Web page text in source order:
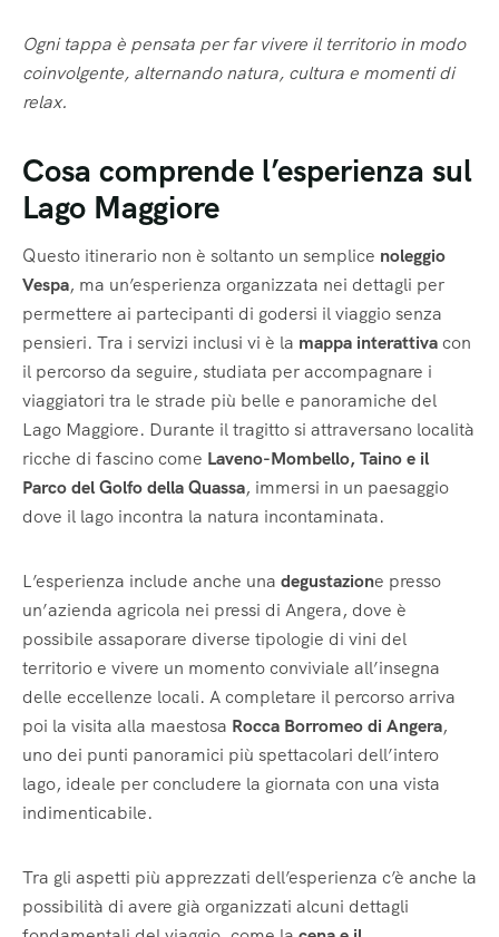
Ogni tappa è pensata per far vivere il territorio in modo
coinvolgente, alternando natura, cultura e momenti di
relax.
Cosa comprende l’esperienza sul
Lago Maggiore
Questo itinerario non è soltanto un semplice noleggio
Vespa, ma un’esperienza organizzata nei dettagli per
permettere ai partecipanti di godersi il viaggio senza
pensieri. Tra i servizi inclusi vi è la mappa interattivacon
il percorso da seguire, studiata per accompagnare i
viaggiatori tra le strade più belle e panoramiche del
Lago Maggiore. Durante il tragitto si attraversano località
ricche di fascino come Laveno-Mombello, Taino e il
Parco del Golfo della Quassa, immersi in un paesaggio
dove il lago incontra la natura incontaminata.
L’esperienza include anche una degustazione presso
un’azienda agricola nei pressi di Angera, dove è
possibile assaporare diverse tipologie di vini del
territorio e vivere un momento conviviale all’insegna
delle eccellenze locali. A completare il percorso arriva
poi la visita alla maestosa Rocca Borromeo di Angera,
uno dei punti panoramici più spettacolari dell’intero
lago, ideale per concludere la giornata con una vista
indimenticabile.
Tra gli aspetti più apprezzati dell’esperienza c’è anche la
possibilità di avere già organizzati alcuni dettagli